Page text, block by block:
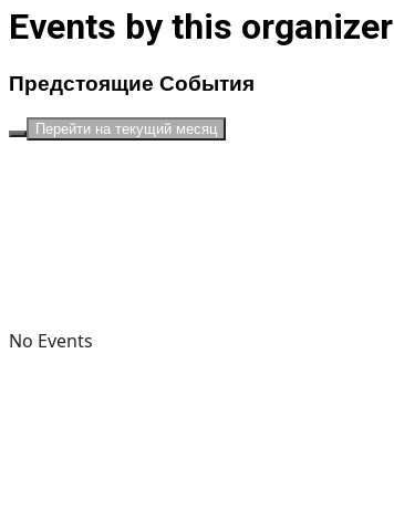
Events by this organizer
Предстоящие События
Перейти на текущий месяц
No Events